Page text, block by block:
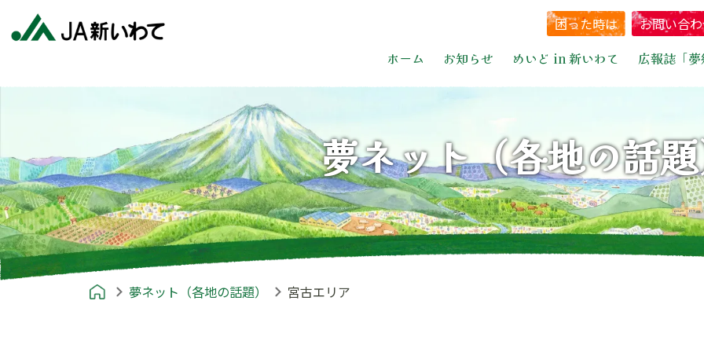
困った時は
お問い合
ホーム
お知らせ めいど in 新いわて 広報誌「
夢ネット（各地の話
夢ネット（各地の話題） 宮古エリア